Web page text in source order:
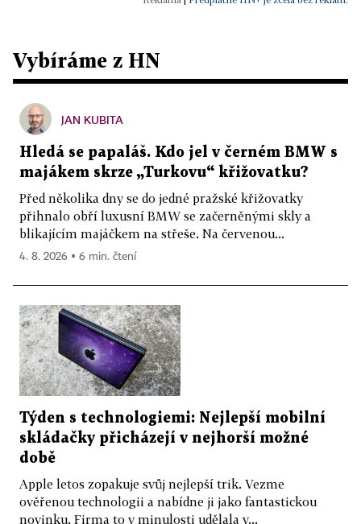
Vybíráme z HN
JAN KUBITA
Hledá se papaláš. Kdo jel v černém BMW s
majákem skrze „Turkovu“ křižovatku?
Před několika dny se do jedné pražské křižovatky
přihnalo obří luxusní BMW se začerněnými skly a
blikajícím majáčkem na střeše. Na červenou...
4. 8. 2026 ▪ 6 min. čtení
Týden s technologiemi: Nejlepší mobilní
skládačky přicházejí v nejhorší možné
době
Apple letos zopakuje svůj nejlepší trik. Vezme
ověřenou technologii a nabídne ji jako fantastickou
novinku. Firma to v minulosti udělala v...